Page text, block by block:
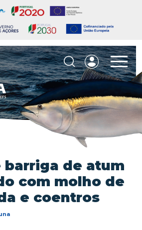
barriga de atum
com molho de
e coentros